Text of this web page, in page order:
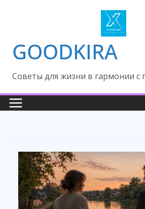
GOODKIRA
Cоветы для жизни в гармонии с